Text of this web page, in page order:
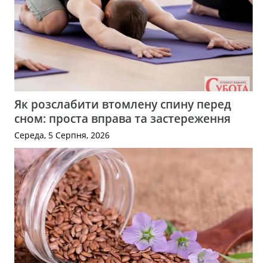
Як розслабити втомлену спину перед
сном: проста вправа та застереження
Середа, 5 Серпня, 2026